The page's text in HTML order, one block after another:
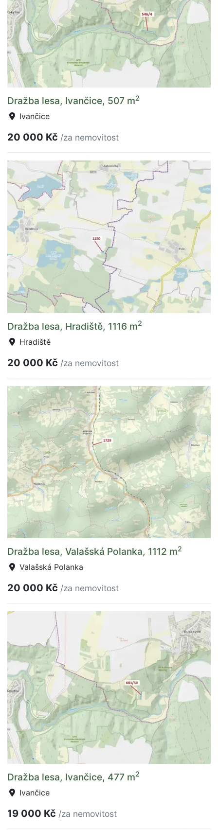
Dražba lesa, Ivančice, 507 m2
Ivančice
20 000 Kč /za nemovitost
Dražba lesa, Hradiště, 1116 m2
Hradiště
20 000 Kč /za nemovitost
Dražba lesa, Valašská Polanka, 1112 m2
Valašská Polanka
20 000 Kč /za nemovitost
Dražba lesa, Ivančice, 477 m2
Ivančice
19 000 Kč /za nemovitost